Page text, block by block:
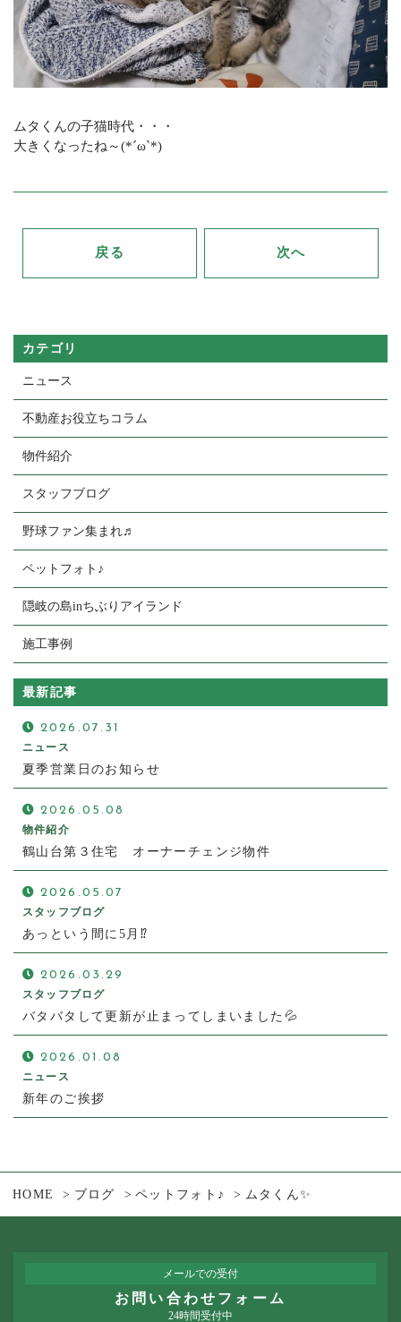
ムタくんの子猫時代・・・
大きくなったね～(*´ω`*)
戻る 次へ
カテゴリ
ニュース
不動産お役立ちコラム
物件紹介
スタッフブログ
野球ファン集まれ♬
ペットフォト♪
隠岐の島inちぶりアイランド
施工事例
最新記事
2026.07.31
ニュース
夏季営業日のお知らせ
2026.05.08
物件紹介
鶴山台第３住宅 オーナーチェンジ物件
2026.05.07
スタッフブログ
あっという間に5月⁉
2026.03.29
スタッフブログ
バタバタして更新が止まってしまいました💦
2026.01.08
ニュース
新年のご挨拶
HOME ブログ ペットフォト♪ ムタくん✨
メールでの受付
お問い合わせフォーム
24時間受付中